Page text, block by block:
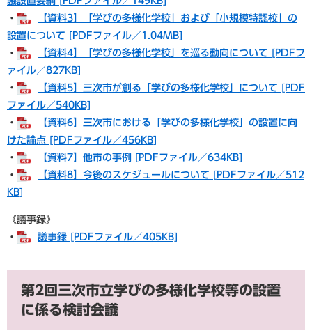
・
【資料3】「学びの多様化学校」および「小規模特認校」の
設置について [PDFファイル／1.04MB]
・
【資料4】「学びの多様化学校」を巡る動向について [PDFフ
ァイル／827KB]
・
【資料5】三次市が創る「学びの多様化学校」について [PDF
ファイル／540KB]
・
【資料6】三次市における「学びの多様化学校」の設置に向
けた論点 [PDFファイル／456KB]
・
【資料7】他市の事例 [PDFファイル／634KB]
・
【資料8】今後のスケジュールについて [PDFファイル／512
KB]
《議事録》
・
議事録 [PDFファイル／405KB]
第2回三次市立学びの多様化学校等の設置
に係る検討会議